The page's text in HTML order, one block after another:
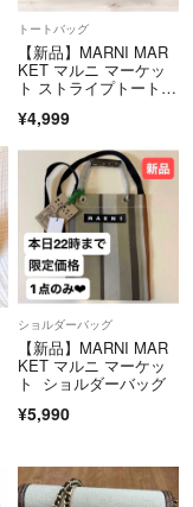
トートバッグ
【新品】MARNI MAR
KET マルニ マーケッ
ト ストライプトートバ
¥4,999
ショルダーバッグ
【新品】MARNI MAR
KET マルニ マーケッ
ト ショルダーバッグ
¥5,990